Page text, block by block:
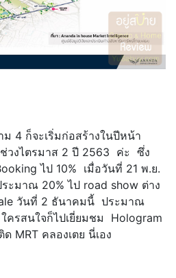
4 ก็จะเริ่มก่อสร้างในปีหน้า
ช่วงไตรมาส 2 ปี 2563 ค่ะ ซึ่ง
ไป 10% เมื่อวันที่ 21 พ.ย.
ะมาณ 20% ไป road show ต่าง
วันที่ 2 ธันาคมนี้ ประมาณ
รสนใจก็ไปเยี่ยมชม Hologram
MRT คลองเตย นี่เอง